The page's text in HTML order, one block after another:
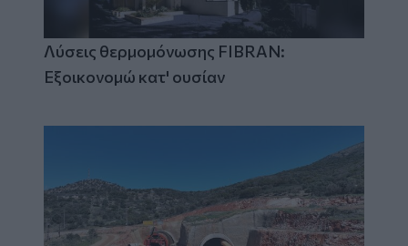
Λύσεις θερμομόνωσης FIBRAN:
Εξοικονομώ κατ' ουσίαν